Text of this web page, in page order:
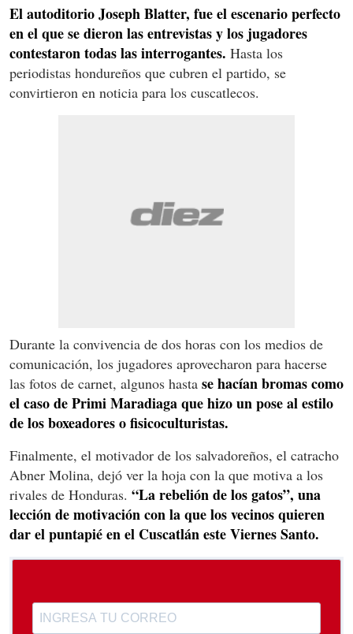
El autoditorio Joseph Blatter, fue el escenario perfecto
en el que se dieron las entrevistas y los jugadores
contestaron todas las interrogantes. Hasta los
periodistas hondureños que cubren el partido, se
convirtieron en noticia para los cuscatlecos.
Durante la convivencia de dos horas con los medios de
comunicación, los jugadores aprovecharon para hacerse
las fotos de carnet, algunos hasta se hacían bromas como
el caso de Primi Maradiaga que hizo un pose al estilo
de los boxeadores o fisicoculturistas.
Finalmente, el motivador de los salvadoreños, el catracho
Abner Molina, dejó ver la hoja con la que motiva a los
rivales de Honduras. “La rebelión de los gatos”, una
lección de motivación con la que los vecinos quieren
dar el puntapié en el Cuscatlán este Viernes Santo.